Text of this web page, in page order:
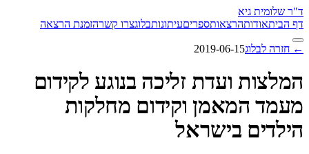
ד"ר שלומית גיא
דף הביתאודותהרצאותספריםעיתונותבלוגצרו קשרהזמנת הרצאה
← חזרה לבלוג2019-06-15
המלצות ועדת זליכה בנוגע לקידום
מעמד המאמן וקידום מחלקות
הילדים בישראל